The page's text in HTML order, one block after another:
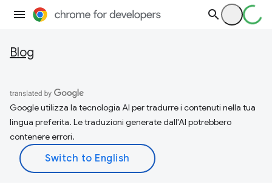
Blog
Google utilizza la tecnologia AI per tradurre i contenuti nella tua
lingua preferita. Le traduzioni generate dall'AI potrebbero
contenere errori.